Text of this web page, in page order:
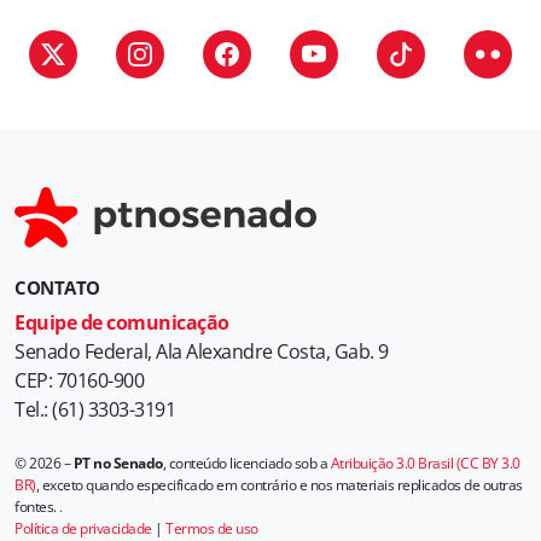
CONTATO
Equipe de comunicação
Senado Federal, Ala Alexandre Costa, Gab. 9
CEP: 70160-900
Tel.: (61) 3303-3191
© 2026 –PT no Senado, conteúdo licenciado sob aAtribuição 3.0 Brasil (CC BY 3.0
BR), exceto quando especificado em contrário e nos materiais replicados de outras
fontes..
Política de privacidade | Termos de uso